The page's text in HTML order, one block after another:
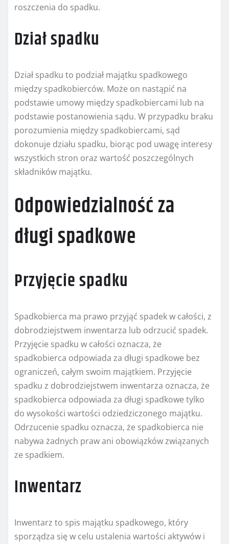
roszczenia do spadku.
Dział spadku
Dział spadku to podział majątku spadkowego
między spadkobierców. Może on nastąpić na
podstawie umowy między spadkobiercami lub na
podstawie postanowienia sądu. W przypadku braku
porozumienia między spadkobiercami, sąd
dokonuje działu spadku, biorąc pod uwagę interesy
wszystkich stron oraz wartość poszczególnych
składników majątku.
Odpowiedzialność za
długi spadkowe
Przyjęcie spadku
Spadkobierca ma prawo przyjąć spadek w całości, z
dobrodziejstwem inwentarza lub odrzucić spadek.
Przyjęcie spadku w całości oznacza, że
spadkobierca odpowiada za długi spadkowe bez
ograniczeń, całym swoim majątkiem. Przyjęcie
spadku z dobrodziejstwem inwentarza oznacza, że
spadkobierca odpowiada za długi spadkowe tylko
do wysokości wartości odziedziczonego majątku.
Odrzucenie spadku oznacza, że spadkobierca nie
nabywa żadnych praw ani obowiązków związanych
ze spadkiem.
Inwentarz
Inwentarz to spis majątku spadkowego, który
sporządza się w celu ustalenia wartości aktywów i